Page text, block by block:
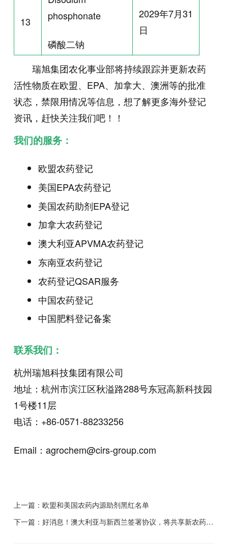
13
phosphonate
磷酸二钠
2029年7月31
日
瑞旭集团农化事业部将持续跟踪并更新农药
活性物质在欧盟、EPA、加拿大、澳洲等的批准
状态，禁限用情况等信息，想了解更多海外登记
资讯，赶快关注我们吧！！
我们的服务：
欧盟农药登记
美国EPA农药登记
美国农药助剂EPA登记
加拿大农药登记
澳大利亚APVMA农药登记
东南亚农药登记
农药登记QSAR服务
中国农药登记
中国肥料登记备案
联系我们：
杭州瑞旭科技集团有限公司
地址：杭州市滨江区秋溢路288号东冠高新科技园
1号楼11层
电话：+86-0571-88233256
Email：agrochem@cirs-group.com
上一篇： 欧盟和美国农药内源助剂黑红名单
下一篇： 好消息！澳大利亚与新西兰签署协议，将共享新农药产品评估工作